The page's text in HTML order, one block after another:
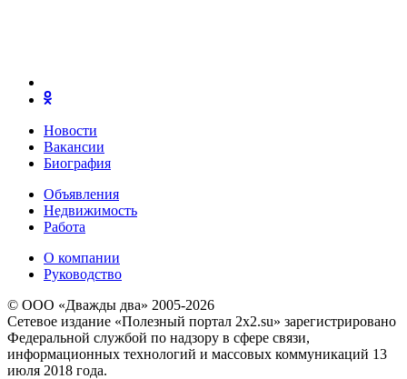
Новости
Вакансии
Биография
Объявления
Недвижимость
Работа
О компании
Руководство
© ООО «Дважды два» 2005-2026
Сетевое издание «Полезный портал 2x2.su» зарегистрировано
Федеральной службой по надзору в сфере связи,
информационных технологий и массовых коммуникаций 13
июля 2018 года.